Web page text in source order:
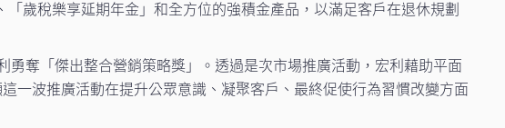
歲稅樂享延期年金」和全方位的強積金產品，以滿足客戶在退休規劃
奪「傑出整合營銷策略獎」。透過是次市場推廣活動，宏利藉助平面
一波推廣活動在提升公眾意識、凝聚客戶、最終促使行為習慣改變方面